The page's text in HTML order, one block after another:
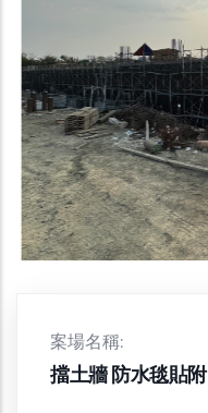
案場名稱:
擋土牆 防水毯貼附